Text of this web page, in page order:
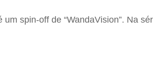
spin-off de “WandaVision”. Na